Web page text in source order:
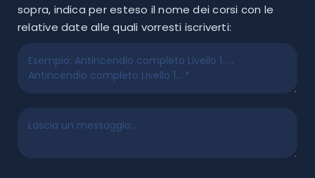
sopra, indica per esteso il nome dei corsi con le
relative date alle quali vorresti iscriverti: